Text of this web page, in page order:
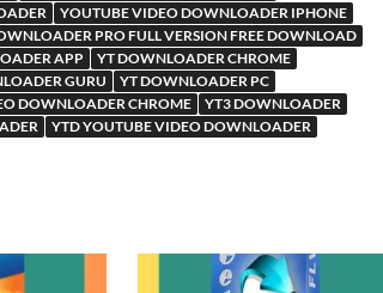
YOUTUBE VIDEO DOWNLOADER IPHONE
PRO FULL VERSION FREE DOWNLOAD
APP
YT DOWNLOADER CHROME
GURU
YT DOWNLOADER PC
DOWNLOADER CHROME
YT3 DOWNLOADER
YTD YOUTUBE VIDEO DOWNLOADER